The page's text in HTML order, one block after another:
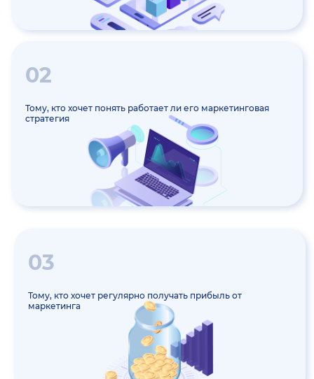
02
Тому, кто хочет понять работает ли его маркетинговая
стратегия
03
Тому, кто хочет регулярно получать прибыль от
маркетинга